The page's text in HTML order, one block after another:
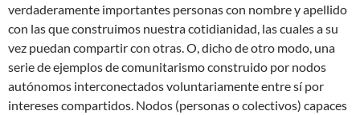
verdaderamente importantes personas con nombre y apellido
con las que construimos nuestra cotidianidad, las cuales a su
vez puedan compartir con otras. O, dicho de otro modo, una
serie de ejemplos de comunitarismo construido por nodos
autónomos interconectados voluntariamente entre sí por
intereses compartidos. Nodos (personas o colectivos) capaces